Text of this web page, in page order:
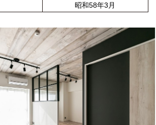
昭和58年3月